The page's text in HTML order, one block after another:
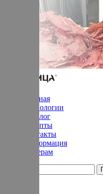
Главная
Технологии
Каталог
Рецепты
Контакты
Информация
Дилерам